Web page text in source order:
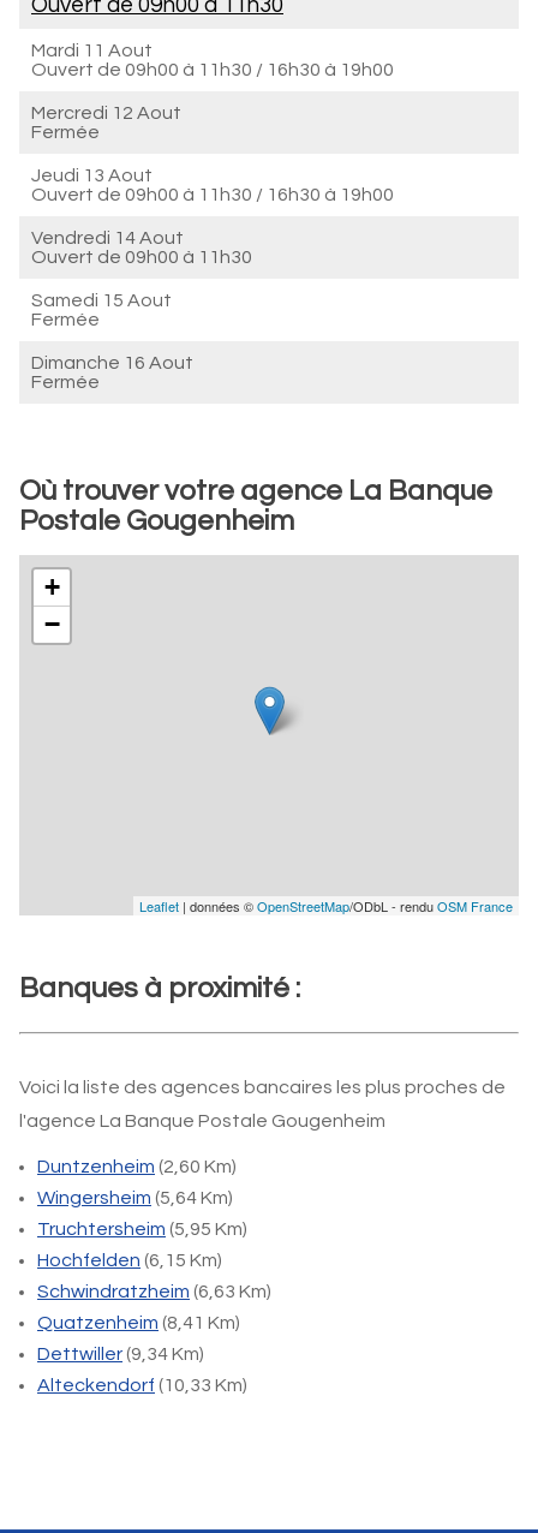
Ouvert de 09h00 à 11h30
Mardi 11 Aout
Ouvert de 09h00 à 11h30 / 16h30 à 19h00
Mercredi 12 Aout
Fermée
Jeudi 13 Aout
Ouvert de 09h00 à 11h30 / 16h30 à 19h00
Vendredi 14 Aout
Ouvert de 09h00 à 11h30
Samedi 15 Aout
Fermée
Dimanche 16 Aout
Fermée
Où trouver votre agence La Banque
Postale Gougenheim
+
−
Leaflet | données ©OpenStreetMap/ODbL - renduOSM France
Banques à proximité :
Voici la liste des agences bancaires les plus proches de
l'agence La Banque Postale Gougenheim
Duntzenheim (2,60 Km)
Wingersheim (5,64 Km)
Truchtersheim (5,95 Km)
Hochfelden (6,15 Km)
Schwindratzheim (6,63 Km)
Quatzenheim (8,41 Km)
Dettwiller(9,34 Km)
Alteckendorf (10,33 Km)